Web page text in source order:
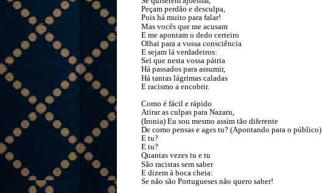
Peçam perdão e desculpa,
Pois há muito para falar!
Mas vocês que me acusam
E me apontam o dedo certeiro
Olhai para a vossa consciência
E sejam lá verdadeiros:
Sei que nesta vossa pátria
Há passados para assumir,
Há tantas lágrimas caladas
E racismo a encobrir.
Como é fácil e rápido
Atirar as culpas para Nazaru,
(Ironia) Eu sou mesmo assim tão diferente
De como pensas e ages tu? (Apontando para o público)
E tu?
E tu?
Quantas vezes tu e tu
São racistas sem saber
E dizem à boca cheia:
Se não são Portugueses não quero saber!